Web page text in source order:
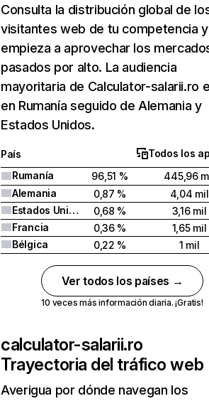
Consulta la distribución global de
visitantes web de tu competencia y
empieza a aprovechar los
pasados por alto. La audiencia
mayoritaria de Calculator-salarii.ro
en Rumanía seguido de Alemania y
Estados Unidos.
País
Todos los
Rumanía
96,51 %
445,96
Alemania
0,87 %
4,04 mil
Estados Unidos
0,68 %
3,16 mil
Francia
0,36 %
1,65 mil
Bélgica
0,22 % 1 mil
Ver todos los países →
10 veces más información diaria. ¡Gratis!
calculator-salarii.ro
Trayectoria del tráfico web
Averigua por dónde navegan los